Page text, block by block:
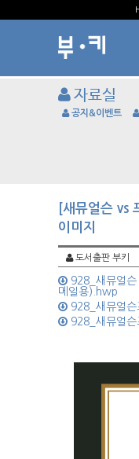
자료실
공지&이벤트
[새뮤얼슨 vs
이미지
도서출판 부키
928_새뮤얼슨
메일용).hwp
928_새뮤얼
928_새뮤얼